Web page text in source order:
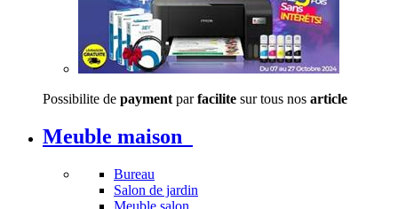
Possibilite de payment parfacilite sur tous nos article
Meuble maison
Bureau
Salon de jardin